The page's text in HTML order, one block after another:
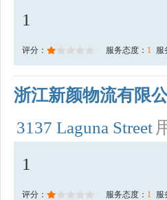
1
评分： 服务态度： 1 服
浙江新颜物流有限
3137 Laguna Street
1
评分： 服务态度： 1 服